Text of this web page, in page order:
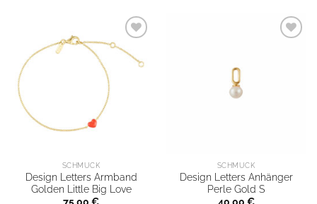
SCHMUCK
Design Letters Armband
Golden Little Big Love
SCHMUCK
Design Letters Anhänger
Perle Gold S